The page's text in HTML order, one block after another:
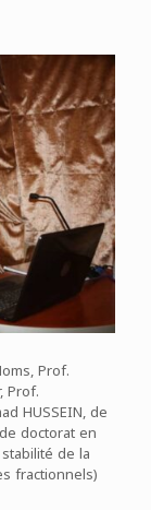
Prof.
Prof.
HUSSEIN, de
doctorat en
de la
fractionnels)